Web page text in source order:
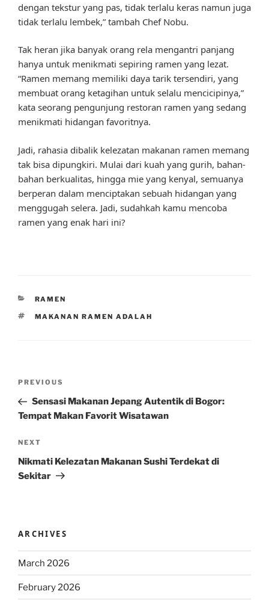
dengan tekstur yang pas, tidak terlalu keras namun juga
tidak terlalu lembek,” tambah Chef Nobu.
Tak heran jika banyak orang rela mengantri panjang
hanya untuk menikmati sepiring ramen yang lezat.
“Ramen memang memiliki daya tarik tersendiri, yang
membuat orang ketagihan untuk selalu mencicipinya,”
kata seorang pengunjung restoran ramen yang sedang
menikmati hidangan favoritnya.
Jadi, rahasia dibalik kelezatan makanan ramen memang
tak bisa dipungkiri. Mulai dari kuah yang gurih, bahan-
bahan berkualitas, hingga mie yang kenyal, semuanya
berperan dalam menciptakan sebuah hidangan yang
menggugah selera. Jadi, sudahkah kamu mencoba
ramen yang enak hari ini?
CATEGORIES
RAMEN
TAGS
MAKANAN RAMEN ADALAH
Previous
Post
PREVIOUS
Sensasi Makanan Jepang Autentik di Bogor:
Tempat Makan Favorit Wisatawan
Next
Post
NEXT
Nikmati Kelezatan Makanan Sushi Terdekat di
Sekitar
ARCHIVES
March 2026
February 2026